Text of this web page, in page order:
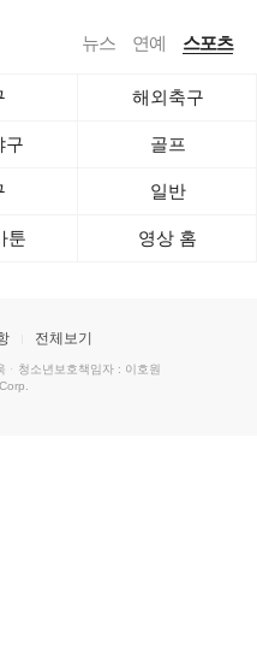
뉴스 연예 스포츠
해외축구
구 골프
일반
툰 영상 홈
전체보기
· 청소년보호책임자 : 이호원